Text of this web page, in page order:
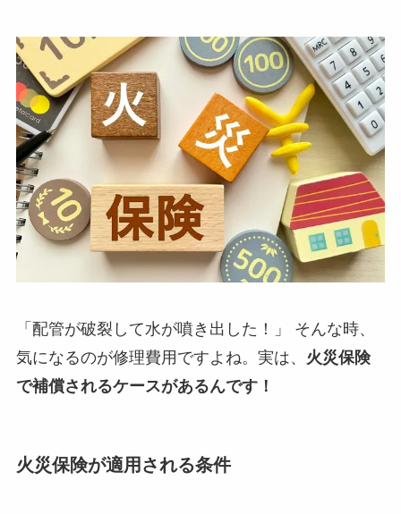
「配管が破裂して水が噴き出した！」 そんな時、
気になるのが修理費用ですよね。実は、 火災保険
で補償されるケースがあるんです！
火災保険が適用される条件